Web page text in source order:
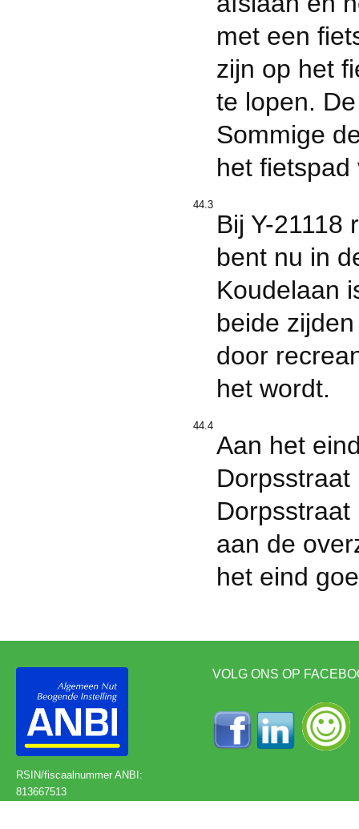
met een
zijn op het
te lopen.
Sommige
het fietspad
44.3
Bij Y-21118
bent nu in
Koudelaan
beide
door
het wordt.
44.4
Aan het
aan de
het eind
RSIN/fiscaalnummer ANBI:
813667513
VOLG ONS OP